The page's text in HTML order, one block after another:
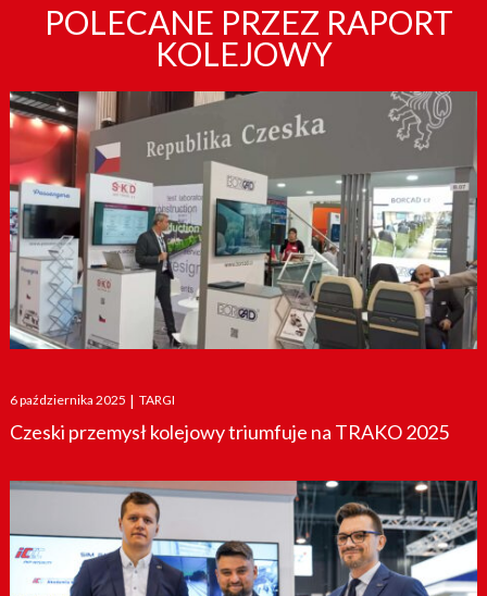
POLECANE PRZEZ RAPORT
KOLEJOWY
Posted
on
6 października 2025 | TARGI
Czeski przemysł kolejowy triumfuje na TRAKO 2025